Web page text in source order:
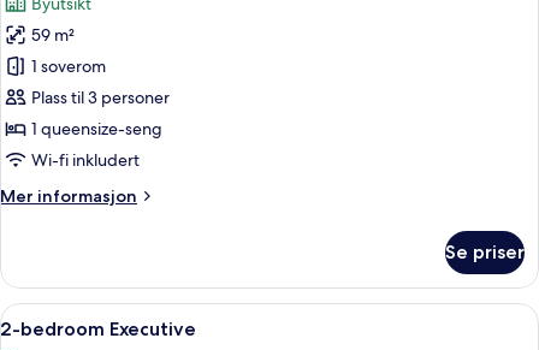
bildene
av
1-
bedroom
Executive
59 m²
1 soverom
Plass til 3 personer
1 queensize-seng
Wi-fi inkludert
Mer informasjon
Mer
bedroom
Executive
Se priser
Åpne
alle
2-bedroom Executive | Bad |
8
2-bedroom Executive